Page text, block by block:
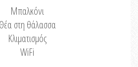
Μπαλκόνι
Θέα στη θάλασσα
Κλιματισμός
WiFi